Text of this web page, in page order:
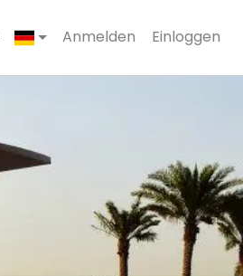
Anmelden Einloggen